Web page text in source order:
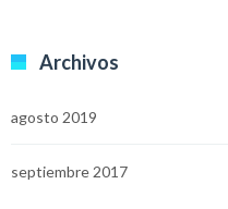
Archivos
agosto 2019
septiembre 2017